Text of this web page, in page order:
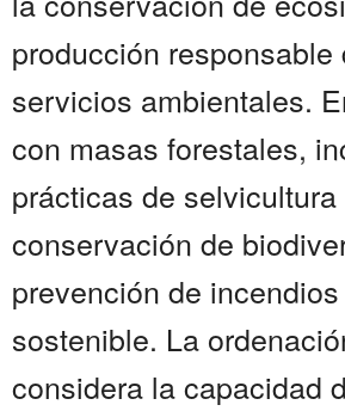
producción responsable
servicios ambientales.
con masas forestales,
prácticas de selvicultura
conservación de
prevención de
sostenible. La
considera la capacidad